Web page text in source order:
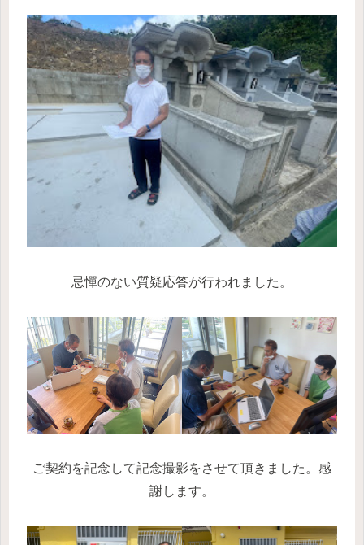
忌憚のない質疑応答が行われました。
ご契約を記念して記念撮影をさせて頂きました。感
謝します。